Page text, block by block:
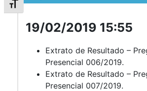
Alternar tamanho da fonte
19/02/2019 15:55
Extrato de Resultado –
Presencial 006/2019.
Extrato de Resultado –
Presencial 007/2019.